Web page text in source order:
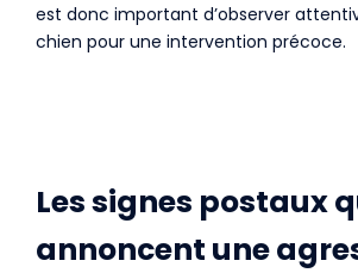
est donc important d’observer
chien pour une intervention précoce.
Les signes postaux
annoncent une